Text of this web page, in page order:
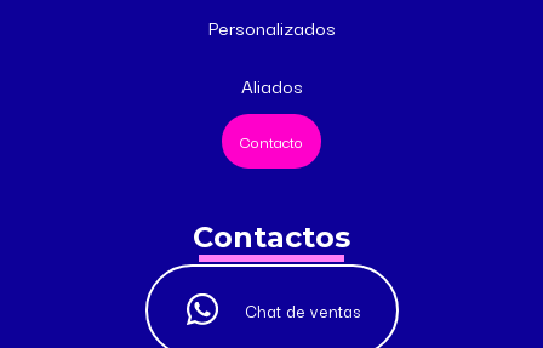
Personalizados
Aliados
Contacto
Contactos
Chat de ventas